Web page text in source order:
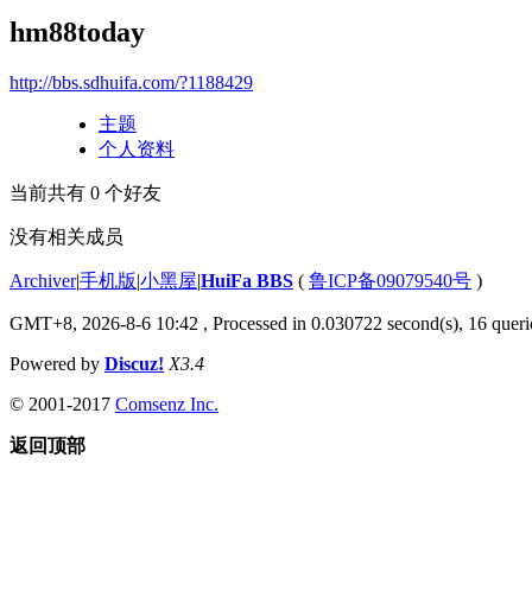
hm88today
http://bbs.sdhuifa.com/?1188429
主题
个人资料
当前共有 0 个好友
没有相关成员
Archiver|手机版|小黑屋|HuiFa BBS ( 鲁ICP备09079540号 )
GMT+8, 2026-8-6 10:42 , Processed in 0.030722 second(s), 16
Powered by Discuz! X3.4
© 2001-2017 Comsenz Inc.
返回顶部